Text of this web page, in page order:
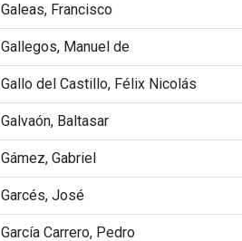
Galeas, Francisco
Gallegos, Manuel de
Gallo del Castillo, Félix Nicolás
Galvaón, Baltasar
Gámez, Gabriel
Garcés, José
García Carrero, Pedro